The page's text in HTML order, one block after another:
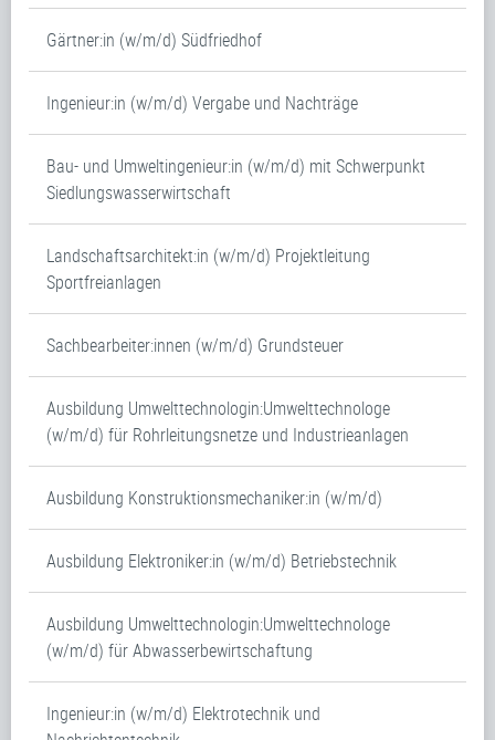
Gärtner:in (w/m/d) Südfriedhof
Ingenieur:in (w/m/d) Vergabe und Nachträge
Bau- und Umweltingenieur:in (w/m/d) mit Schwerpunkt
Siedlungswasserwirtschaft
Landschaftsarchitekt:in (w/m/d) Projektleitung
Sportfreianlagen
Sachbearbeiter:innen (w/m/d) Grundsteuer
Ausbildung Umwelttechnologin:Umwelttechnologe
(w/m/d) für Rohrleitungsnetze und Industrieanlagen
Ausbildung Konstruktionsmechaniker:in (w/m/d)
Ausbildung Elektroniker:in (w/m/d) Betriebstechnik
Ausbildung Umwelttechnologin:Umwelttechnologe
(w/m/d) für Abwasserbewirtschaftung
Ingenieur:in (w/m/d) Elektrotechnik und